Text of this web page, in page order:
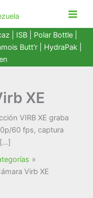
| ISB | Polar Bottle|
Butt'r HydraPak
XE
VIRB XE graba
60 fps, captura
Virb XE